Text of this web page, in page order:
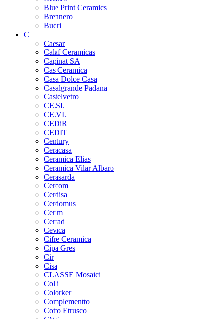
Blue Print Ceramics
Brennero
Budri
C
Caesar
Calaf Ceramicas
Capinat SA
Cas Ceramica
Casa Dolce Casa
Casalgrande Padana
Castelvetro
CE.SI.
CE.VI.
CEDiR
CEDIT
Century
Ceracasa
Ceramica Elias
Ceramica Vilar Albaro
Cerasarda
Cercom
Cerdisa
Cerdomus
Cerim
Cerrad
Cevica
Cifre Ceramica
Cipa Gres
Cir
Cisa
CLASSE Mosaici
Colli
Colorker
Complementto
Cotto Etrusco